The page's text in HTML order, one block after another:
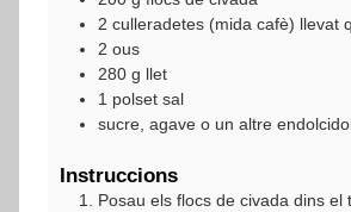
2 culleradetes (mida cafè) llevat
2 ous
280 g llet
1 polset sal
sucre, agave o un altre
Instruccions
Posau els flocs de civada dins el